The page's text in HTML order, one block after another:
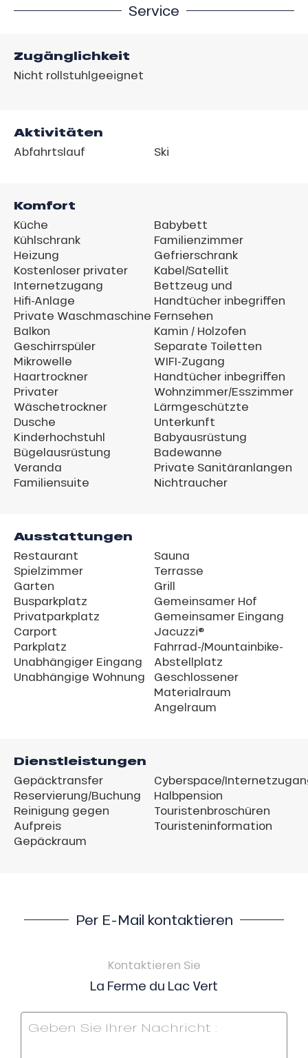
Service
Zugänglichkeit
Nicht rollstuhlgeeignet
Aktivitäten
Abfahrtslauf Ski
Komfort
Küche
Kühlschrank
Heizung
Kostenloser privater
Internetzugang
Hifi-Anlage
Private Waschmaschine
Balkon
Geschirrspüler
Mikrowelle
Haartrockner
Privater
Wäschetrockner
Dusche
Kinderhochstuhl
Bügelausrüstung
Veranda
Familiensuite
Babybett
Familienzimmer
Gefrierschrank
Kabel/Satellit
Bettzeug und
Handtücher inbegriffen
Fernsehen
Kamin / Holzofen
Separate Toiletten
WIFI-Zugang
Handtücher inbegriffen
Wohnzimmer/Esszimmer
Lärmgeschützte
Unterkunft
Babyausrüstung
Badewanne
Private Sanitäranlangen
Nichtraucher
Ausstattungen
Restaurant
Spielzimmer
Garten
Busparkplatz
Privatparkplatz
Carport
Parkplatz
Unabhängiger Eingang
Unabhängige Wohnung
Sauna
Terrasse
Grill
Gemeinsamer Hof
Gemeinsamer Eingang
Jacuzzi®
Fahrrad-/Mountainbike-
Abstellplatz
Geschlossener
Materialraum
Angelraum
Dienstleistungen
Gepäcktransfer
Reservierung/Buchung
Reinigung gegen
Aufpreis
Gepäckraum
Cyberspace/
Halbpension
Touristenbroschüren
Touristeninformation
Per E-Mail kontaktieren
Kontaktieren Sie
La Ferme du Lac Vert